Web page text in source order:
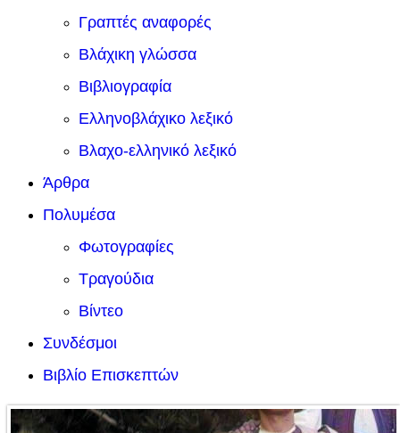
Γραπτές αναφορές
Βλάχικη γλώσσα
Βιβλιογραφία
Ελληνοβλάχικο λεξικό
Βλαχο-ελληνικό λεξικό
Άρθρα
Πολυμέσα
Φωτογραφίες
Τραγούδια
Βίντεο
Συνδέσμοι
Βιβλίο Επισκεπτών